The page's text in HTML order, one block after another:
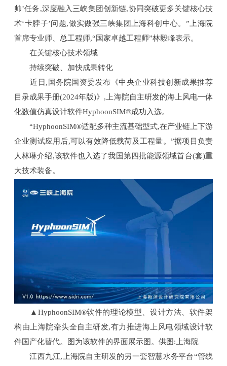
帅’任务,深度融入三峡集团创新链,协同突破更多关键核心技
术‘卡脖子’问题,做实做强三峡集团上海科创中心。”上海院
首席专业师、总工程师,“国家卓越工程师”林毅峰表示。
在关键核心技术领域
持续突破、加快成果转化
近日,国务院国资委发布《中央企业科技创新成果推荐
目录成果手册(2024年版)》,上海院自主研发的海上风电一体
化数值仿真设计软件HyphoonSIM®成功入选。
“HyphoonSIM®适配多种主流基础型式,在产业链上下游
企业测试应用后,可以有效降低载荷及工程量。”据项目负责
人林琳介绍,该软件也入选了我国第四批能源领域首台(套)重
大技术装备。
▲HyphoonSIM®软件的理论模型、设计方法、软件架
构由上海院牵头全自主研发,有力推进海上风电领域设计软
件国产化替代。图为该软件的界面展示图。供图:上海院
江西九江,上海院自主研发的另一套智慧水务平台“管线